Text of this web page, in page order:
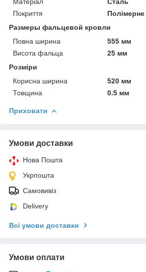
Покриття
Полімерне
Размеры фальцевой кровли
Повна ширина
555 мм
Висота фальца
25 мм
Розміри
Корисна ширина
520 мм
Товщина
0.5 мм
Приховати
Умови доставки
Нова Пошта
Укрпошта
Самовивіз
Delivery
Всі умови доставки
Умови оплати